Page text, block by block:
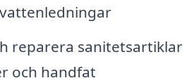
reparera sanitetsartiklar
och handfat